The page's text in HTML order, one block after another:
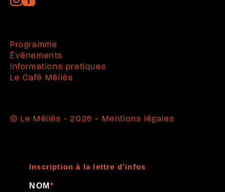
Programme
Évènements
Informations pratiques
Le Café Méliès
© Le Méliès - 2026 - Mentions légales
Inscription à la lettre d'infos
NOM